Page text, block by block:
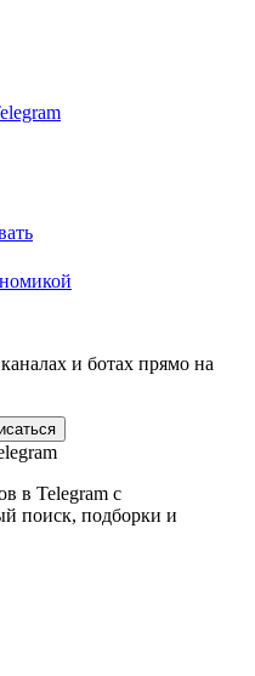
и ботаx прямо на
в Telegram с
поиск, подборки и